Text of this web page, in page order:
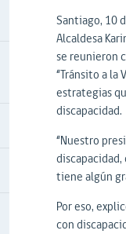
Santiago, 10
Alcaldesa
se reunieron
“Tránsito a
estrategias
discapacidad.
“Nuestro
discapacidad,
tiene algún
Por eso,
con